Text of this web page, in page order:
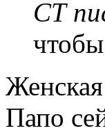
СТ
Женская
Папо